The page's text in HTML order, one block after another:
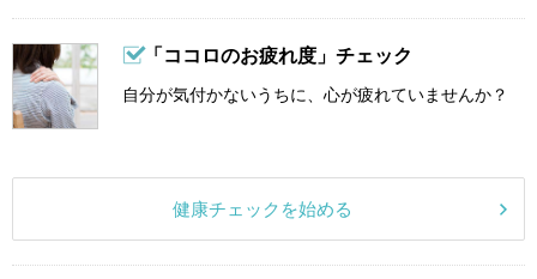
「ココロのお疲れ度」チェック
自分が気付かないうちに、心が疲れていませんか？
健康チェックを始める